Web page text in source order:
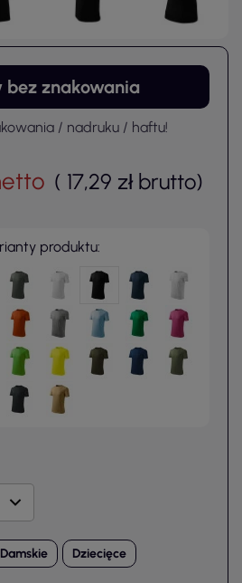
bez znakowania
/ nadruku / haftu!
( 17,29 zł brutto)
produktu:
Damskie Dziecięce